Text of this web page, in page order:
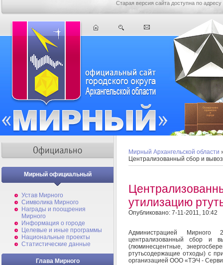
Старая версия сайта доступна по адресу
Мирный официальный
Устав Мирного
Символика Мирного
Награды и поощрения
Мирного
Информация о городе
Целевые и иные программы
Национальные проекты
Статистические данные
Глава Мирного
Мирный Архангельской области
Централизованный сбор и
утилизацию
Опубликовано: 7-11-2011, 10:42
Администрацией
централизованный сбор и
(люминесцентные,
ртутьсодержащие отходы) с
организацией ООО «ТЭЧ -